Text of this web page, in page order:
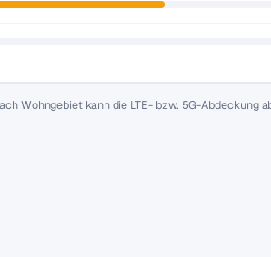
Wohngebiet kann die LTE- bzw. 5G-Abdeckung